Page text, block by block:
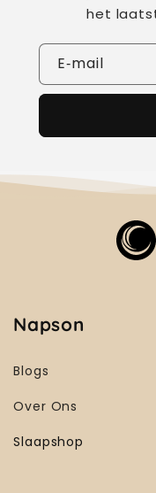
het
E‑mail
Napson
Blogs
Over Ons
Slaapshop